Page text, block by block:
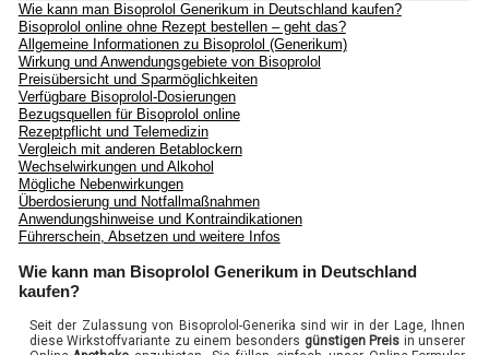
Wie kann man Bisoprolol Generikum in Deutschland kaufen?
Bisoprolol online ohne Rezept bestellen – geht das?
Allgemeine Informationen zu Bisoprolol (Generikum)
Wirkung und Anwendungsgebiete von Bisoprolol
Preisübersicht und Sparmöglichkeiten
Verfügbare Bisoprolol-Dosierungen
Bezugsquellen für Bisoprolol online
Rezeptpflicht und Telemedizin
Vergleich mit anderen Betablockern
Wechselwirkungen und Alkohol
Mögliche Nebenwirkungen
Überdosierung und Notfallmaßnahmen
Anwendungshinweise und Kontraindikationen
Führerschein, Absetzen und weitere Infos
Wie kann man Bisoprolol Generikum in Deutschland
kaufen?
Seit der Zulassung von Bisoprolol-Generika sind wir in der Lage, Ihnen
diese Wirkstoffvariante zu einem besonders günstigen Preis in unserer